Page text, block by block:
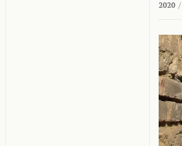
2020 /